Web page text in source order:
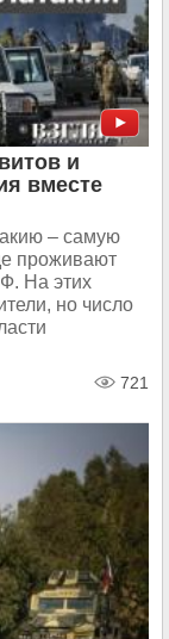
и
вместе
– самую
проживают
На этих
но число
721